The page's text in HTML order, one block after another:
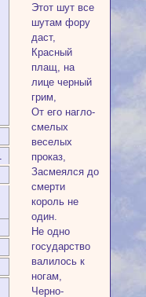
Этот шут все
шутам фору
даст,
Красный
плащ, на
лице черный
грим,
От его нагло-
смелых
веселых
проказ,
Засмеялся до
смерти
король не
один.
Не одно
государство
валилось к
ногам,
Черно-